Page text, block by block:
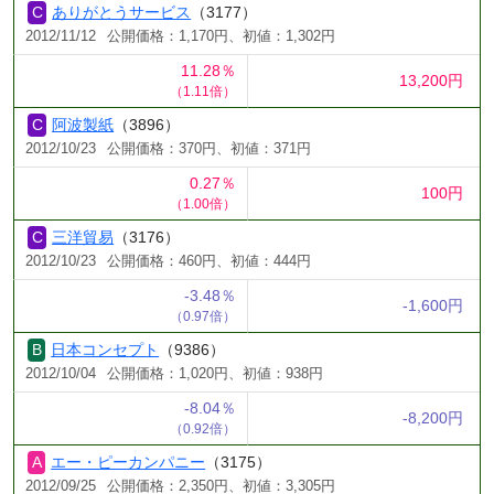
ありがとうサービス （3177）
2012/11/12 公開価格：1,170円、初値：1,302円
11.28％
（1.11倍）
13,200円
阿波製紙 （3896）
2012/10/23 公開価格：370円、初値：371円
0.27％
（1.00倍）
100円
三洋貿易 （3176）
2012/10/23 公開価格：460円、初値：444円
-3.48％
（0.97倍）
-1,600円
日本コンセプト （9386）
2012/10/04 公開価格：1,020円、初値：938円
-8.04％
（0.92倍）
-8,200円
エー・ピーカンパニー （3175）
2012/09/25 公開価格：2,350円、初値：3,305円